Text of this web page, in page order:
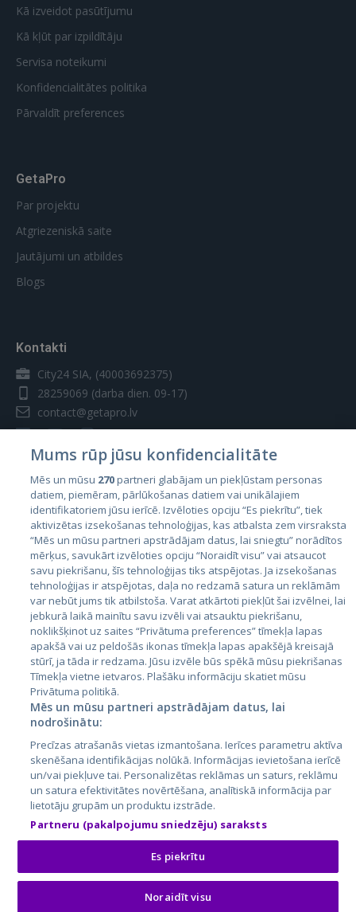
Kā izveidot pasūtījumu
Kā kļūt par izpildītāju
Servisa noteikumi
Konfidencialitātes politika
Pārvaldīt preferences
GetaPro
Par projektu
Atgriezeniskā saite
Jautājumi un atbildes
Blogs
Kontakti
City24 SIA, (40003692375)
28259069 (darba dien. 09-17)
contact@getapro.lv
Valstis
Igaunija
Latvija
Lietuva
City24.lv
City24.ee
GetaPro.lv
GetaPro.ee
Skelbiu.lt
Autoplius.lt
Aruodas.lt
Kainos.lt
Paslaugos.lt
auto24.ee
KV.ee
Osta.ee
KuldneBörs.ee
Mums rūp jūsu konfidencialitāte
Mēs un mūsu 270partneri glabājam un piekļūstam personas
datiem, piemēram, pārlūkošanas datiem vai unikālajiem
identifikatoriem jūsu ierīcē. Izvēloties opciju “Es piekrītu”, tiek
aktivizētas izsekošanas tehnoloģijas, kas atbalsta zem virsraksta
“Mēs un mūsu partneri apstrādājam datus, lai sniegtu” norādītos
mērķus, savukārt izvēloties opciju “Noraidīt visu” vai atsaucot
savu piekrišanu, šīs tehnoloģijas tiks atspējotas. Ja izsekošanas
tehnoloģijas ir atspējotas, daļa no redzamā satura un reklāmām
var nebūt jums tik atbilstoša. Varat atkārtoti piekļūt šai izvēlnei, lai
jebkurā laikā mainītu savu izvēli vai atsauktu piekrišanu,
noklikšķinot uz saites “Privātuma preferences” tīmekļa lapas
apakšā vai uz peldošās ikonas tīmekļa lapas apakšējā kreisajā
stūrī, ja tāda ir redzama. Jūsu izvēle būs spēkā mūsu piekrišanas
Tīmekļa vietne ietvaros. Plašāku informāciju skatiet mūsu
Privātuma politikā.
Mēs un mūsu partneri apstrādājam datus, lai
nodrošinātu:
Precīzas atrašanās vietas izmantošana. Ierīces parametru aktīva
skenēšana identifikācijas nolūkā. Informācijas ievietošana ierīcē
un/vai piekļuve tai. Personalizētas reklāmas un saturs, reklāmu
un satura efektivitātes novērtēšana, analītiskā informācija par
lietotāju grupām un produktu izstrāde.
Partneru (pakalpojumu sniedzēju) saraksts
Es piekrītu
Noraidīt visu